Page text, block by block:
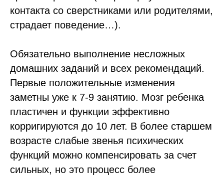
контакта со сверстниками или родителями,
страдает поведение…).
Обязательно выполнение несложных
домашних заданий и всех рекомендаций.
Первые положительные изменения
заметны уже к 7-9 занятию. Мозг ребенка
пластичен и функции эффективно
корригируются до 10 лет. В более старшем
возрасте слабые звенья психических
функций можно компенсировать за счет
сильных, но это процесс более